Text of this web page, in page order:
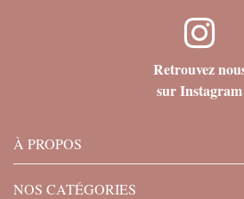
Retrouvez
sur Instagram
À PROPOS
NOS CATÉGORIES